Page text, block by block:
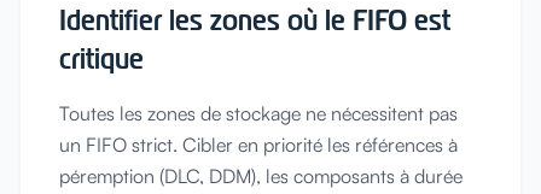
Identifier les zones où le FIFO est
critique
Toutes les zones de stockage ne nécessitent pas
un FIFO strict. Cibler en priorité les références à
péremption (DLC, DDM), les composants à durée